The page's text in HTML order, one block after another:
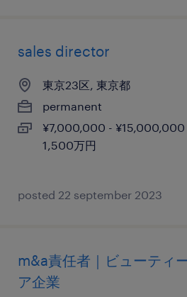
sales director
東京23区, 東京都
permanent
¥7,000,000 - ¥15,000,000
1,500万円
posted 22 september 2023
m&a責任者｜ビューティ
ア企業